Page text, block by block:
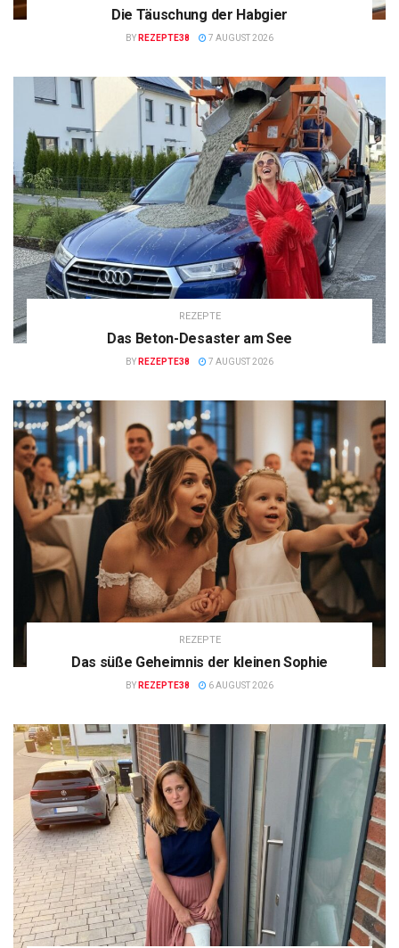
Die Täuschung der Habgier
BY REZEPTE38 7 AUGUST 2026
REZEPTE
Das Beton-Desaster am See
BY REZEPTE38 7 AUGUST 2026
REZEPTE
Das süße Geheimnis der kleinen Sophie
BY REZEPTE38 6 AUGUST 2026